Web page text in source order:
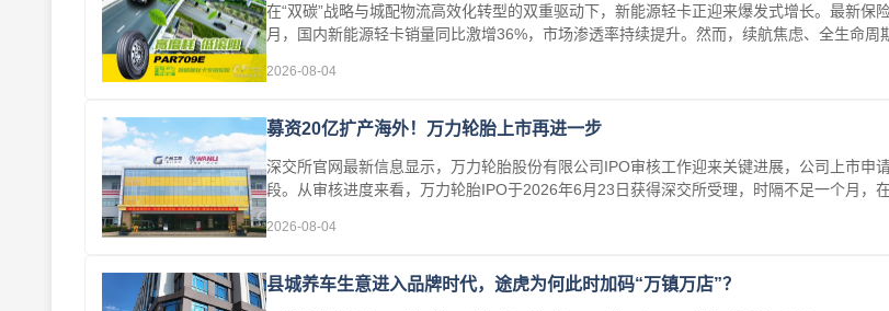
在“双碳”战略与城配物流高效化转型的双重驱动下，新能源轻卡正迎来爆发式增长。最新保
月，国内新能源轻卡销量同比激增36%，市场渗透率持续提升。然而，续航焦虑、全生命周
2026-08-04
募资20亿扩产海外！万力轮胎上市再进一步
深交所官网最新信息显示，万力轮胎股份有限公司IPO审核工作迎来关键进展，公司上市申
段。从审核进度来看，万力轮胎IPO于2026年6月23日获得深交所受理，时隔不足一个月，
2026-08-04
县城养车生意进入品牌时代，途虎为何此时加码“万镇万店”？